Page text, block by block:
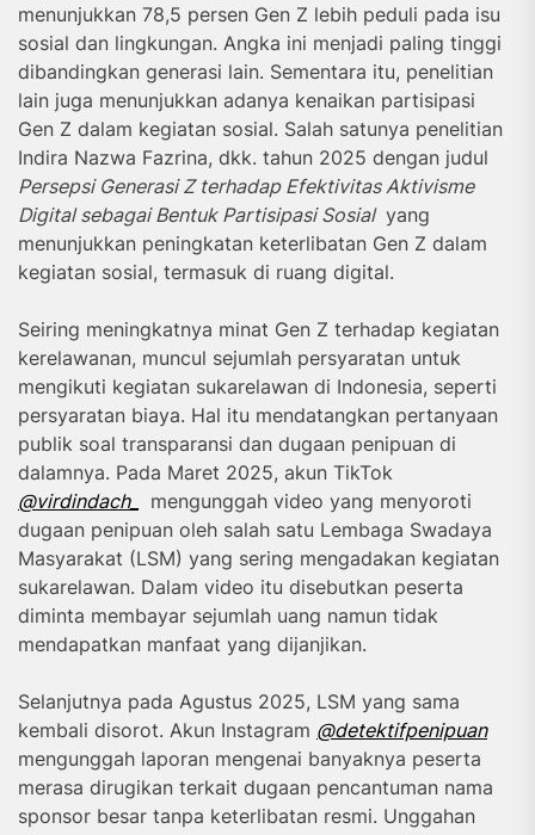
menunjukkan 78,5 persen Gen Z lebih peduli pada isu
sosial dan lingkungan. Angka ini menjadi paling tinggi
dibandingkan generasi lain. Sementara itu, penelitian
lain juga menunjukkan adanya kenaikan partisipasi
Gen Z dalam kegiatan sosial. Salah satunya penelitian
Indira Nazwa Fazrina, dkk. tahun 2025 dengan judul
Persepsi Generasi Z terhadap Efektivitas Aktivisme
Digital sebagai Bentuk Partisipasi Sosial yang
menunjukkan peningkatan keterlibatan Gen Z dalam
kegiatan sosial, termasuk di ruang digital.
Seiring meningkatnya minat Gen Z terhadap kegiatan
kerelawanan, muncul sejumlah persyaratan untuk
mengikuti kegiatan sukarelawan di Indonesia, seperti
persyaratan biaya. Hal itu mendatangkan pertanyaan
publik soal transparansi dan dugaan penipuan di
dalamnya. Pada Maret 2025, akun TikTok
@virdindach_
mengunggah video yang menyoroti
dugaan penipuan oleh salah satu Lembaga Swadaya
Masyarakat (LSM) yang sering mengadakan kegiatan
sukarelawan. Dalam video itu disebutkan peserta
diminta membayar sejumlah uang namun tidak
mendapatkan manfaat yang dijanjikan.
Selanjutnya pada Agustus 2025, LSM yang sama
kembali disorot. Akun Instagram @detektifpenipuan
mengunggah laporan mengenai banyaknya peserta
merasa dirugikan terkait dugaan pencantuman nama
sponsor besar tanpa keterlibatan resmi. Unggahan